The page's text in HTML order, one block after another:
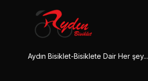
Aydın Bisiklet-Bisiklete Dair Her şey...